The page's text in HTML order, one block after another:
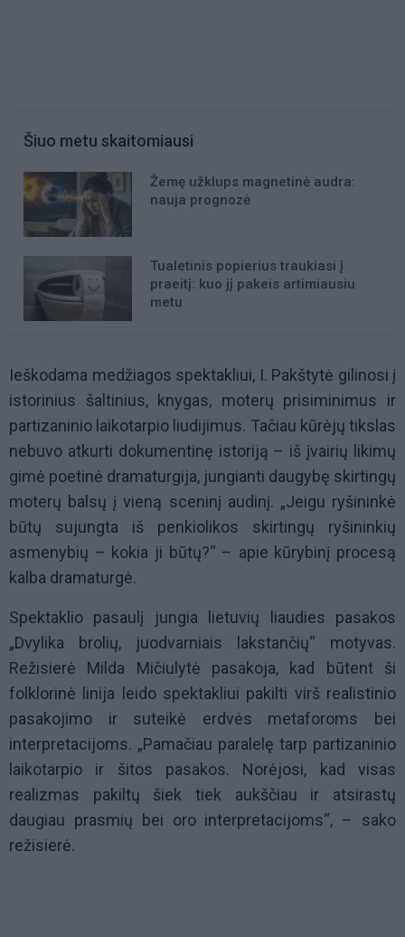
Šiuo metu skaitomiausi
Žemę užklups magnetinė audra:
nauja prognozė
Tualetinis popierius traukiasi į
praeitį: kuo jį pakeis artimiausiu
metu
Ieškodama medžiagos spektakliui, I. Pakštytė gilinosi į
istorinius šaltinius, knygas, moterų prisiminimus ir
partizaninio laikotarpio liudijimus. Tačiau kūrėjų tikslas
nebuvo atkurti dokumentinę istoriją – iš įvairių likimų
gimė poetinė dramaturgija, jungianti daugybę skirtingų
moterų balsų į vieną sceninį audinį. „Jeigu ryšininkė
būtų sujungta iš penkiolikos skirtingų ryšininkių
asmenybių – kokia ji būtų?“ – apie kūrybinį procesą
kalba dramaturgė.
Spektaklio pasaulį jungia lietuvių liaudies pasakos
„Dvylika brolių, juodvarniais lakstančių“ motyvas.
Režisierė Milda Mičiulytė pasakoja, kad būtent ši
folklorinė linija leido spektakliui pakilti virš realistinio
pasakojimo ir suteikė erdvės metaforoms bei
interpretacijoms. „Pamačiau paralelę tarp partizaninio
laikotarpio ir šitos pasakos. Norėjosi, kad visas
realizmas pakiltų šiek tiek aukščiau ir atsirastų
daugiau prasmių bei oro interpretacijoms“, – sako
režisierė.